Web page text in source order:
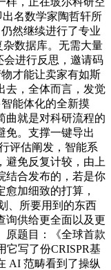
出名数学家陶哲轩所
然继续进行了专业
杂数据库。无需大量
会进行反思，邀请码
才能让卖家有如斯
去，全体而言，发觉
能体化的全新摸
曲就是对科研流程的
免。支撑一键导出
评估阐发，智能系
避免反复计较，由上
结合发布的，若是你
加细致的打算，
、所要用到的东西
询供给更全面以及更
原题目：《全球首款
写了份CRISPR基
AI 范畴看到了操纵